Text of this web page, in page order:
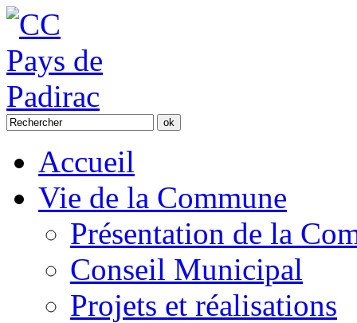
Accueil
Vie de la Commune
Présentation de la
Conseil Municipal
Projets et réalisations